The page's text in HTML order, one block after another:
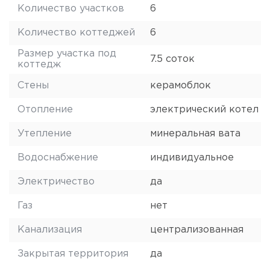
Количество участков 6
Количество коттеджей 6
Размер участка под
коттедж
7.5 соток
Стены керамоблок
Отопление электрический котел
Утепление минеральная вата
Водоснабжение индивидуальное
Электричество да
Газ нет
Канализация централизованная
Закрытая территория да